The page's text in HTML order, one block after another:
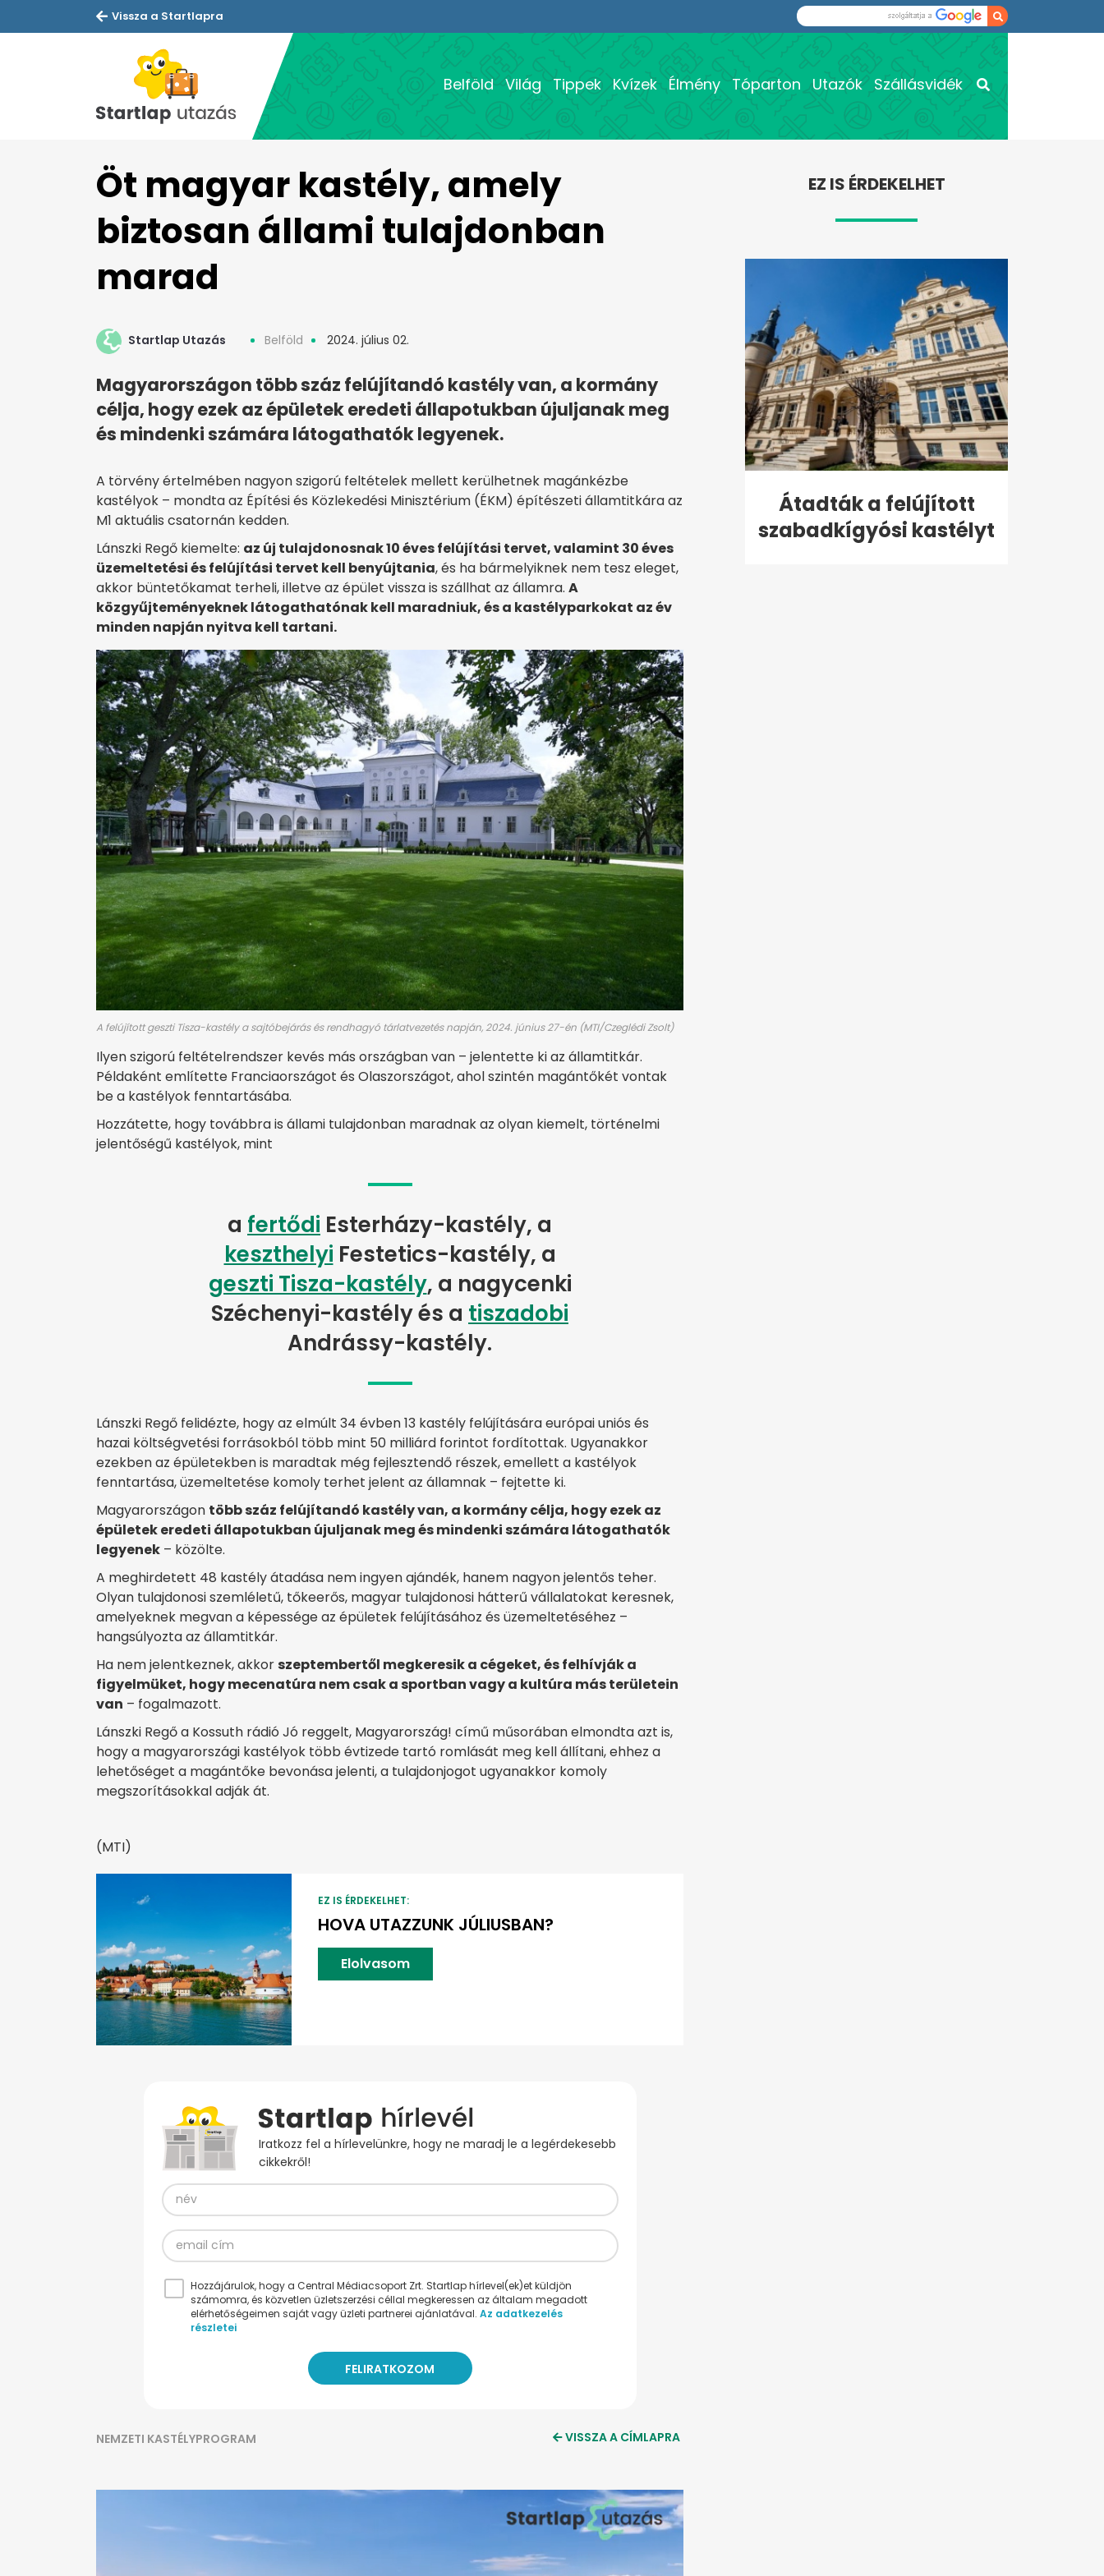
Vissza a Startlapra
Belföld Világ Tippek Kvízek Élmény Tóparton Utazók Szállásvidék
Öt magyar kastély, amely
biztosan állami tulajdonban
marad
Startlap Utazás Belföld 2024. július 02.
Magyarországon több száz felújítandó kastély van, a kormány
célja, hogy ezek az épületek eredeti állapotukban újuljanak meg
és mindenki számára látogathatók legyenek.
A törvény értelmében nagyon szigorú feltételek mellett kerülhetnek magánkézbe
kastélyok – mondta az Építési és Közlekedési Minisztérium (ÉKM) építészeti államtitkára az
M1 aktuális csatornán kedden.
Lánszki Regő kiemelte: az új tulajdonosnak 10 éves felújítási tervet, valamint 30 éves
üzemeltetési és felújítási tervet kell benyújtania, és ha bármelyiknek nem tesz eleget,
akkor büntetőkamat terheli, illetve az épület vissza is szállhat az államra. A
közgyűjteményeknek látogathatónak kell maradniuk, és a kastélyparkokat az év
minden napján nyitva kell tartani.
A felújított geszti Tisza-kastély a sajtóbejárás és rendhagyó tárlatvezetés napján, 2024. június 27-én (MTI/Czeglédi Zsolt)
Ilyen szigorú feltételrendszer kevés más országban van – jelentette ki az államtitkár.
Példaként említette Franciaországot és Olaszországot, ahol szintén magántőkét vontak
be a kastélyok fenntartásába.
Hozzátette, hogy továbbra is állami tulajdonban maradnak az olyan kiemelt, történelmi
jelentőségű kastélyok, mint
a fertődi Esterházy-kastély, a
keszthelyi Festetics-kastély, a
geszti Tisza-kastély, a nagycenki
Széchenyi-kastély és a tiszadobi
Andrássy-kastély.
Lánszki Regő felidézte, hogy az elmúlt 34 évben 13 kastély felújítására európai uniós és
hazai költségvetési forrásokból több mint 50 milliárd forintot fordítottak. Ugyanakkor
ezekben az épületekben is maradtak még fejlesztendő részek, emellett a kastélyok
fenntartása, üzemeltetése komoly terhet jelent az államnak – fejtette ki.
Magyarországon több száz felújítandó kastély van, a kormány célja, hogy ezek az
épületek eredeti állapotukban újuljanak meg és mindenki számára látogathatók
legyenek – közölte.
A meghirdetett 48 kastély átadása nem ingyen ajándék, hanem nagyon jelentős teher.
Olyan tulajdonosi szemléletű, tőkeerős, magyar tulajdonosi hátterű vállalatokat keresnek,
amelyeknek megvan a képessége az épületek felújításához és üzemeltetéséhez –
hangsúlyozta az államtitkár.
Ha nem jelentkeznek, akkor szeptembertől megkeresik a cégeket, és felhívják a
figyelmüket, hogy mecenatúra nem csak a sportban vagy a kultúra más területein
van – fogalmazott.
Lánszki Regő a Kossuth rádió Jó reggelt, Magyarország! című műsorában elmondta azt is,
hogy a magyarországi kastélyok több évtizede tartó romlását meg kell állítani, ehhez a
lehetőséget a magántőke bevonása jelenti, a tulajdonjogot ugyanakkor komoly
megszorításokkal adják át.
(MTI)
EZ IS ÉRDEKELHET:
HOVA UTAZZUNK JÚLIUSBAN?
Elolvasom
Iratkozz fel a hírlevelünkre, hogy ne maradj le a legérdekesebb
cikkekről!
Hozzájárulok, hogy a Central Médiacsoport Zrt. Startlap hírlevel(ek)et küldjön
számomra, és közvetlen üzletszerzési céllal megkeressen az általam megadott
elérhetőségeimen saját vagy üzleti partnerei ajánlatával. Az adatkezelés
részletei
NEMZETI KASTÉLYPROGRAM VISSZA A CÍMLAPRA
EZ IS ÉRDEKELHET
Átadták a felújított
szabadkígyósi kastélyt